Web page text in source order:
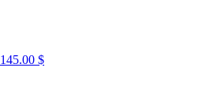
145.00 $